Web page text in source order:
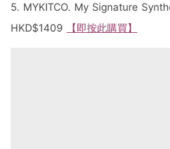
5. MYKITCO. My Signature
HKD$1409
【即按此購買】